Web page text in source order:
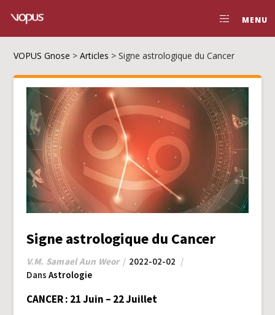
MENU
VOPUS Gnose >Articles >Signe astrologique du Cancer
Signe astrologique du Cancer
V.M. Samael Aun Weor
2022-02-02
Dans Astrologie
CANCER : 21 Juin – 22 Juillet